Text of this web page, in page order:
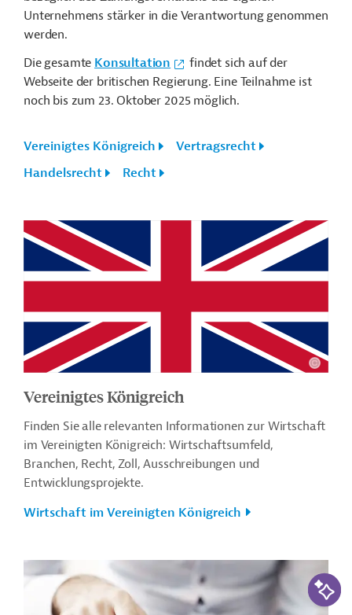
Unternehmens stärker in die Verantwortung genommen
werden.
Die gesamte Konsultation
findet sich auf der
Webseite der britischen Regierung. Eine Teilnahme ist
noch bis zum 23. Oktober 2025 möglich.
Vereinigtes Königreich
Vertragsrecht
Handelsrecht
Recht
Vereinigtes Königreich
Finden Sie alle relevanten Informationen zur Wirtschaft
im Vereinigten Königreich: Wirtschaftsumfeld,
Branchen, Recht, Zoll, Ausschreibungen und
Entwicklungsprojekte.
Wirtschaft im Vereinigten Königreich
KI-